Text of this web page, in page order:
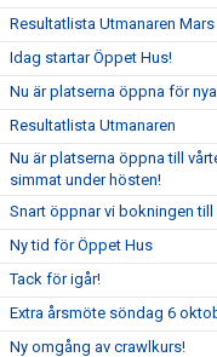
Resultatlista Utmanaren Mars
Idag startar Öppet Hus!
Nu är platserna öppna för
Resultatlista Utmanaren
Nu är platserna öppna till
simmat under hösten!
Snart öppnar vi bokningen till
Ny tid för Öppet Hus
Tack för igår!
Extra årsmöte söndag 6
Ny omgång av crawlkurs!